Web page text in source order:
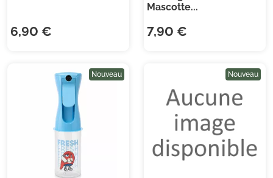
6,90 €
Mascotte...
7,90 €
Nouveau Nouveau